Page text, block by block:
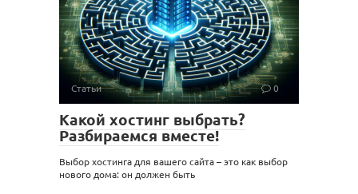
Статьи 0
Какой хостинг выбрать?
Разбираемся вместе!
Выбор хостинга для вашего сайта – это как выбор
нового дома: он должен быть